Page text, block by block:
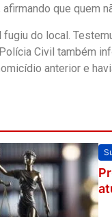
que quem
fugiu do local.
Civil também
anterior e